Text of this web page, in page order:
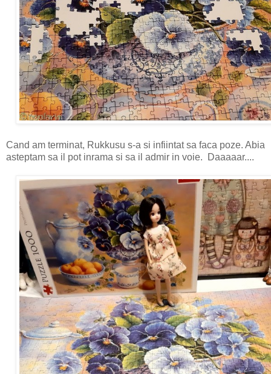
Cand am terminat, Rukkusu s-a si infiintat sa faca poze. Abia
asteptam sa il pot inrama si sa il admir in voie. Daaaaar....